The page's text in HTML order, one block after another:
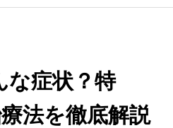
な症状？特
法を徹底解説